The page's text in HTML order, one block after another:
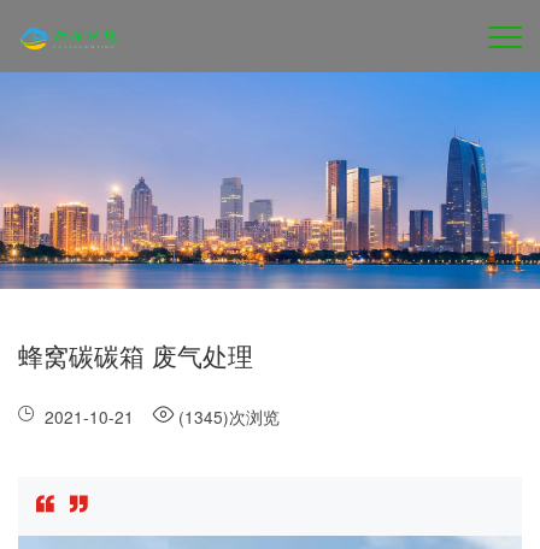
蜂窝碳碳箱 废气处理
2021-10-21 (1345)次浏览